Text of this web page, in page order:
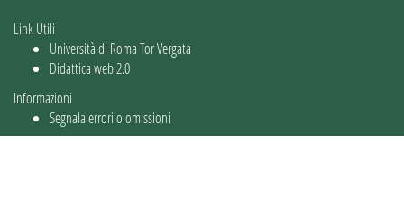
Link Utili
Università di Roma Tor Vergata
Didattica web 2.0
Informazioni
Segnala errori o omissioni